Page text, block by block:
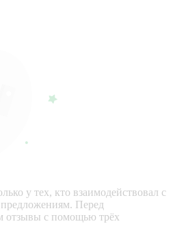
у тех, кто взаимодействовал с
Перед
отзывы с помощью трёх